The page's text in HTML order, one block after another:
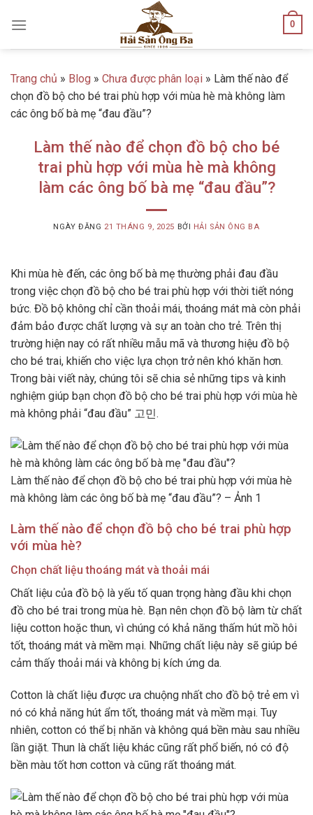
0
Trang chủ » Blog » Chưa được phân loại » Làm thế nào để
chọn đồ bộ cho bé trai phù hợp với mùa hè mà không làm
các ông bố bà mẹ “đau đầu”?
Làm thế nào để chọn đồ bộ cho bé
trai phù hợp với mùa hè mà không
làm các ông bố bà mẹ “đau đầu”?
NGÀY ĐĂNG 21 THÁNG 9, 2025 BỞI HẢI SẢN ÔNG BA
Khi mùa hè đến, các ông bố bà mẹ thường phải đau đầu
trong việc chọn đồ bộ cho bé trai phù hợp với thời tiết nóng
bức. Đồ bộ không chỉ cần thoải mái, thoáng mát mà còn phải
đảm bảo được chất lượng và sự an toàn cho trẻ. Trên thị
trường hiện nay có rất nhiều mẫu mã và thương hiệu đồ bộ
cho bé trai, khiến cho việc lựa chọn trở nên khó khăn hơn.
Trong bài viết này, chúng tôi sẽ chia sẻ những tips và kinh
nghiệm giúp bạn chọn đồ bộ cho bé trai phù hợp với mùa hè
mà không phải “đau đầu” 고민.
Làm thế nào để chọn đồ bộ cho bé trai phù hợp với mùa hè
mà không làm các ông bố bà mẹ “đau đầu”? – Ảnh 1
Làm thế nào để chọn đồ bộ cho bé trai phù hợp
với mùa hè?
Chọn chất liệu thoáng mát và thoải mái
Chất liệu của đồ bộ là yếu tố quan trọng hàng đầu khi chọn
đồ cho bé trai trong mùa hè. Bạn nên chọn đồ bộ làm từ chất
liệu cotton hoặc thun, vì chúng có khả năng thấm hút mồ hôi
tốt, thoáng mát và mềm mại. Những chất liệu này sẽ giúp bé
cảm thấy thoải mái và không bị kích ứng da.
Cotton là chất liệu được ưa chuộng nhất cho đồ bộ trẻ em vì
nó có khả năng hút ẩm tốt, thoáng mát và mềm mại. Tuy
nhiên, cotton có thể bị nhăn và không quá bền màu sau nhiều
lần giặt. Thun là chất liệu khác cũng rất phổ biến, nó có độ
bền màu tốt hơn cotton và cũng rất thoáng mát.